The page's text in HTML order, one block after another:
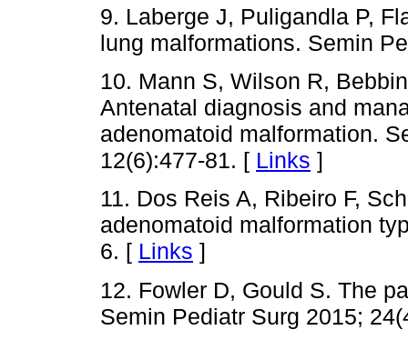
9. Laberge J, Puligandla P,
lung malformations. Semin
10. Mann S, Wilson R,
Antenatal diagnosis and
adenomatoid malformation.
12(6):477-81. [ Links ]
11. Dos Reis A, Ribeiro F,
adenomatoid malformation
6. [ Links ]
12. Fowler D, Gould S. The
Semin Pediatr Surg 2015;